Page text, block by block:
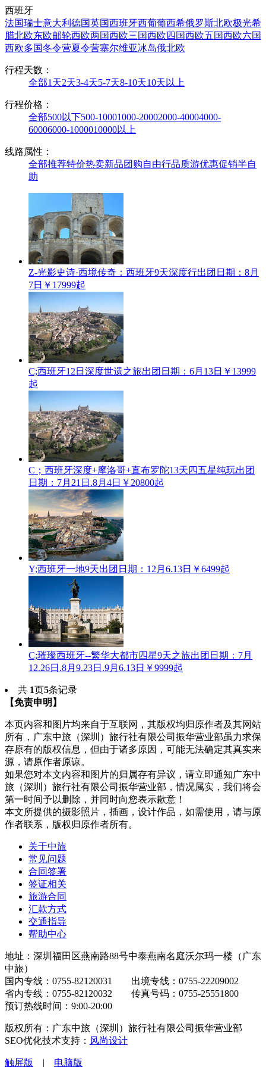
西班牙
法国瑞士意大利 德国英国西班牙西葡葡西希俄罗斯北欧极光希
腊北欧东欧邮轮西欧两国西欧三国西欧四国西欧五国西欧六国
西欧多国冬令营夏令营塞尔维亚冰岛俄北欧
行程天数：
全部1天2天3-4天5-7天8-10天10天以上
行程价格：
全部500以下500-10001000-20002000-40004000-
60006000-1000010000以上
线路属性：
全部推荐特价热卖新品团购自由行品质游优惠促销半自
助
Z-光影史诗·西境传奇：西班牙9天深度行出团日期：8月
7日 ￥17999起
C;西班牙12日深度世遗之旅出团日期：6月13日 ￥13999
起
C；西班牙深度+摩洛哥+直布罗陀13天四五星纯玩出团
日期：7月21日.8月4日 ￥20800起
Y;西班牙一地9天出团日期：12月6.13日 ￥6499起
C;璀璨西班牙--繁华大都市四星9天之旅出团日期：7月
12.26日.8月9.23日.9月6.13日 ￥9999起
共 1页5条记录
【免责申明】
本页内容和图片均来自于互联网，其版权均归原作者及其网站
所有，广东中旅（深圳）旅行社有限公司振华营业部虽力求保
存原有的版权信息，但由于诸多原因，可能无法确定其真实来
源，请原作者原谅。
如果您对本文内容和图片的归属存有异议，请立即通知广东中
旅（深圳）旅行社有限公司振华营业部，情况属实，我们将会
第一时间予以删除，并同时向您表示歉意！
本文所提供的摄影照片，插画，设计作品，如需使用，请与原
作者联系，版权归原作者所有。
关于中旅
常见问题
合同签署
签证相关
旅游合同
汇款方式
交通指导
帮助中心
地址：深圳福田区燕南路88号中泰燕南名庭沃尔玛一楼（广东
中旅）
国内专线：0755-82120031 出境专线：0755-22209002
省内专线：0755-82120032 传真号码：0755-25551800
预订热线时间：9:00-20:00
版权所有：广东中旅（深圳）旅行社有限公司振华营业部
SEO优化技术支持： 风尚设计
触屏版 | 电脑版